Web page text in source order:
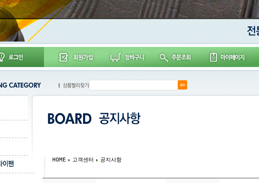
HOME 고객센터 공지사항